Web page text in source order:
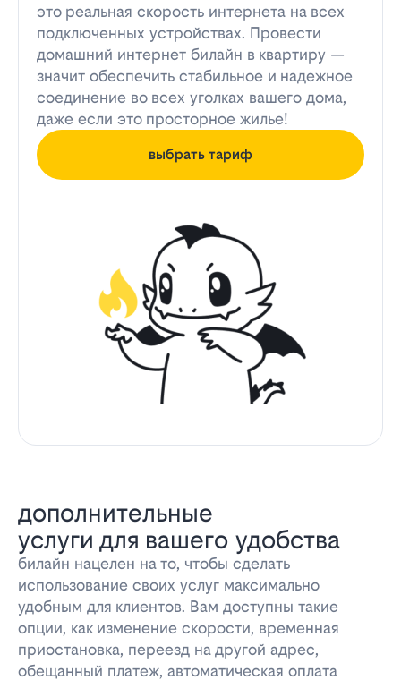
это реальная скорость интернета на всех
подключенных устройствах. Провести
домашний интернет билайн в квартиру —
значит обеспечить стабильное и надежное
соединение во всех уголках вашего дома,
даже если это просторное жилье!
выбрать тариф
дополнительные
услуги для вашего удобства
билайн нацелен на то, чтобы сделать
использование своих услуг максимально
удобным для клиентов. Вам доступны такие
опции, как изменение скорости, временная
приостановка, переезд на другой адрес,
обещанный платеж, автоматическая оплата